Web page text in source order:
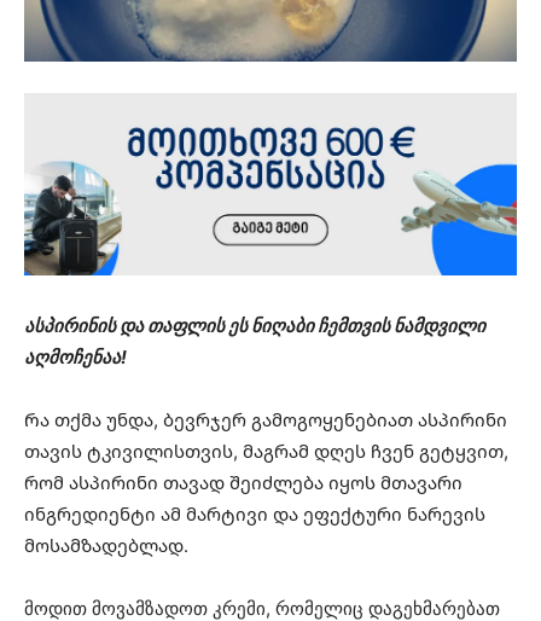
ასპირინის და თაფლის ეს ნიღაბი ჩემთვის ნამდვილი
აღმოჩენაა!
Რა თქმა უნდა, ბევრჯერ გამოგოყენებიათ ასპირინი
თავის ტკივილისთვის, მაგრამ დღეს ჩვენ გეტყვით,
რომ ასპირინი თავად შეიძლება იყოს მთავარი
ინგრედიენტი ამ მარტივი და ეფექტური ნარევის
მოსამზადებლად.
მოდით მოვამზადოთ კრემი, რომელიც დაგეხმარებათ